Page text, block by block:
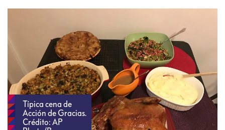
Típica cena de
Acción de Gracias.
Crédito: AP